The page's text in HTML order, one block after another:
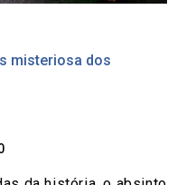
misteriosa dos